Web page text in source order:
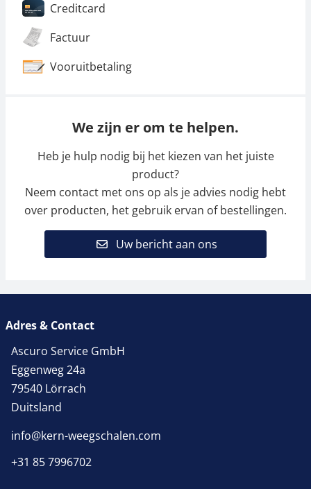
Creditcard
Factuur
Vooruitbetaling
We zijn er om te helpen.
Heb je hulp nodig bij het kiezen van het juiste
product?
Neem contact met ons op als je advies nodig hebt
over producten, het gebruik ervan of bestellingen.
Uw bericht aan ons
Adres & Contact
Ascuro Service GmbH
Eggenweg 24a
79540 Lörrach
Duitsland
info@kern-weegschalen.com
+31 85 7996702